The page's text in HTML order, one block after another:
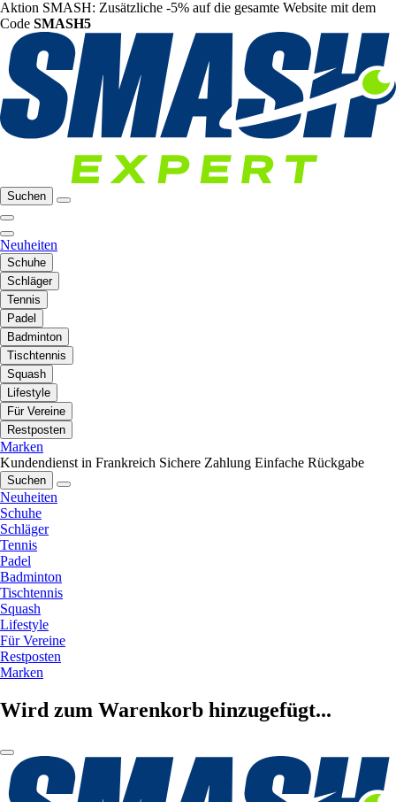
Aktion SMASH: Zusätzliche -5% auf die gesamte Website mit dem
Code SMASH5
Suchen
Neuheiten
Schuhe
Schläger
Tennis
Padel
Badminton
Tischtennis
Squash
Lifestyle
Für Vereine
Restposten
Marken
Kundendienst in Frankreich Sichere Zahlung Einfache Rückgabe
Suchen
Neuheiten
Schuhe
Schläger
Tennis
Padel
Badminton
Tischtennis
Squash
Lifestyle
Für Vereine
Restposten
Marken
Wird zum Warenkorb hinzugefügt...